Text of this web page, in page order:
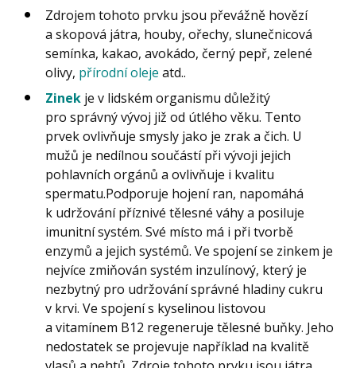
Zdrojem tohoto prvku jsou převážně hovězí
a skopová játra, houby, ořechy, slunečnicová
semínka, kakao, avokádo, černý pepř, zelené
olivy, přírodní oleje atd..
Zinek je v lidském organismu důležitý
pro správný vývoj již od útlého věku. Tento
prvek ovlivňuje smysly jako je zrak a čich. U
mužů je nedílnou součástí při vývoji jejich
pohlavních orgánů a ovlivňuje i kvalitu
spermatu.Podporuje hojení ran, napomáhá
k udržování příznivé tělesné váhy a posiluje
imunitní systém. Své místo má i při tvorbě
enzymů a jejich systémů. Ve spojení se zinkem je
nejvíce zmiňován systém inzulínový, který je
nezbytný pro udržování správné hladiny cukru
v krvi. Ve spojení s kyselinou listovou
a vitamínem B12 regeneruje tělesné buňky. Jeho
nedostatek se projevuje například na kvalitě